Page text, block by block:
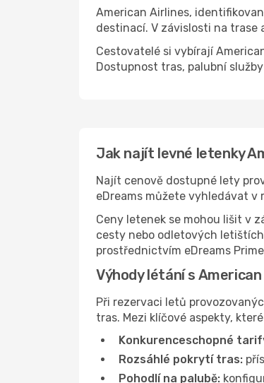
American Airlines,
destinací. V závislosti na trase
Cestovatelé si vybírají
Dostupnost tras, palubní
Jak najít levné letenky
Najít cenově dostupné lety
eDreams můžete vyhledávat
Ceny letenek se mohou lišit v
cesty nebo odletových
prostřednictvím eDreams
Výhody létání s
Při rezervaci letů
tras. Mezi klíčové aspekty,
Konkurenceschopné
Rozsáhlé pokrytí tras:
Pohodlí na palubě: